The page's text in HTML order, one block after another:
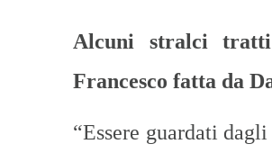
Alcuni stralci
Francesco fatta da
“Essere guardati